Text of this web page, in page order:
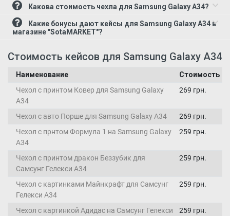
Какова стоимость чехла для Samsung Galaxy A34?
магазине "SotaMARKET"?
Стоимость кейсов для Samsung Galaxy A34
Наименование
Стоимость
Чехол с принтом Ковер для Samsung Galaxy
A34
269 грн.
Чехол с авто Порше для Samsung Galaxy A34
269 грн.
Чехол с прнтом Формула 1 на Samsung Galaxy
A34
259 грн.
Чехол с принтом дракон Беззубик для
Самсунг Гелекси А34
259 грн.
Чехол с картинками Майнкрафт для Самсунг
Гелекси А34
259 грн.
Чехол с картинкой Адидас на Самсунг Гелекси
259 грн.